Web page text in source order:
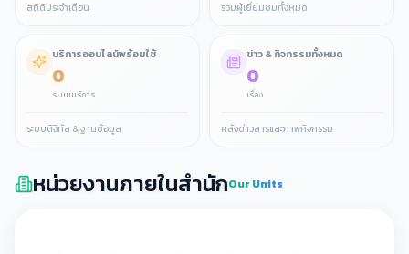
22
Cybersecurity ในยุค AI และการ
แลกเปลี่ยนมุมมองเพื่อยกระดับความ
มั่นคงปลอดภัยไซเบอร์
22
พุธ
สถิติประจำเดือน รวมผู้เยี่ยมชมทั้งหมด
บริการออนไลน์พร้อมใช้
0
ระบบบริการ
ระบบดิจิทัล & ฐานข้อมูล
ข่าว & กิจกรรมทั้งหมด
0
เรื่อง
คลังข่าวสารและภาพกิจกรรม
หน่วยงานภายในสำนักOur Units